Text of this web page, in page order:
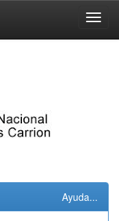
Ayuda...